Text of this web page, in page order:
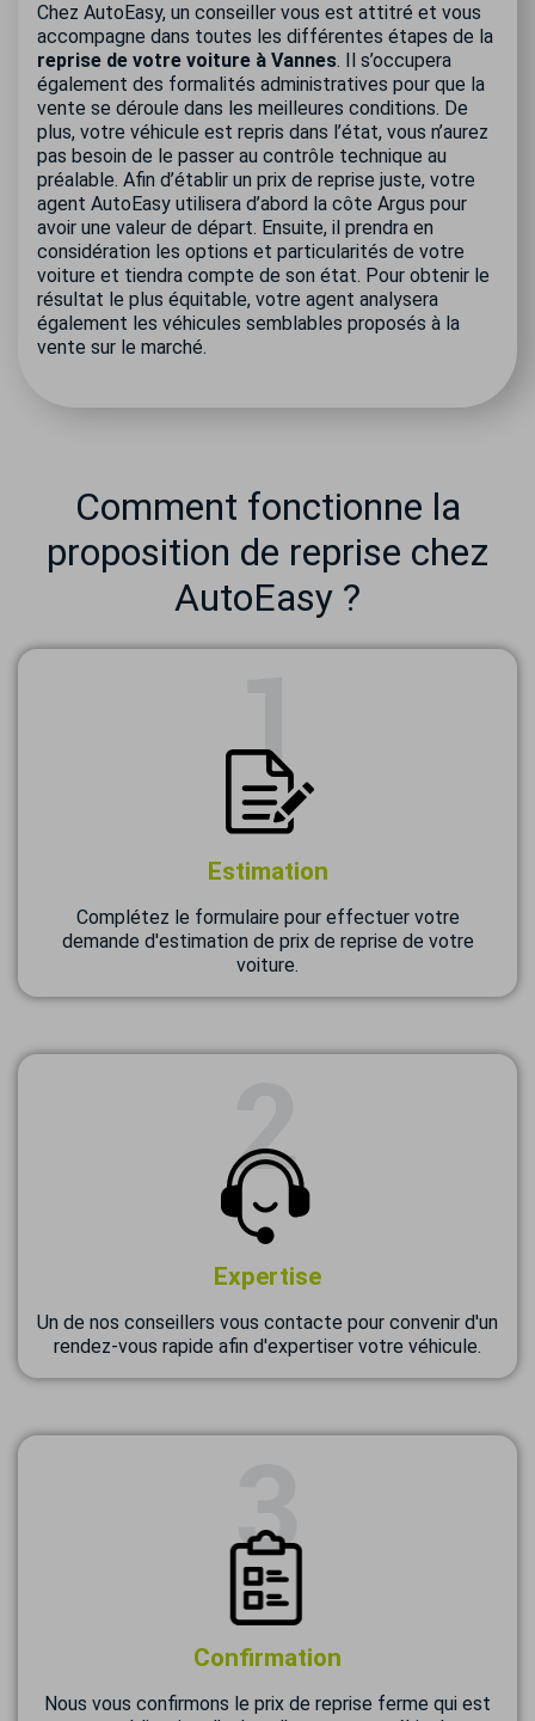
Chez AutoEasy, un conseiller vous est attitré et vous
accompagne dans toutes les différentes étapes de la
reprise de votre voiture à Vannes. Il s’occupera
également des formalités administratives pour que la
vente se déroule dans les meilleures conditions. De
plus, votre véhicule est repris dans l’état, vous n’aurez
pas besoin de le passer au contrôle technique au
préalable. Afin d’établir un prix de reprise juste, votre
agent AutoEasy utilisera d’abord la côte Argus pour
avoir une valeur de départ. Ensuite, il prendra en
considération les options et particularités de votre
voiture et tiendra compte de son état. Pour obtenir le
résultat le plus équitable, votre agent analysera
également les véhicules semblables proposés à la
vente sur le marché.
Comment fonctionne la
proposition de reprise chez
AutoEasy ?
Estimation
Complétez le formulaire pour effectuer votre
demande d'estimation de prix de reprise de votre
voiture.
Expertise
Un de nos conseillers vous contacte pour convenir d'un
rendez-vous rapide afin d'expertiser votre véhicule.
Confirmation
Nous vous confirmons le prix de reprise ferme qui est